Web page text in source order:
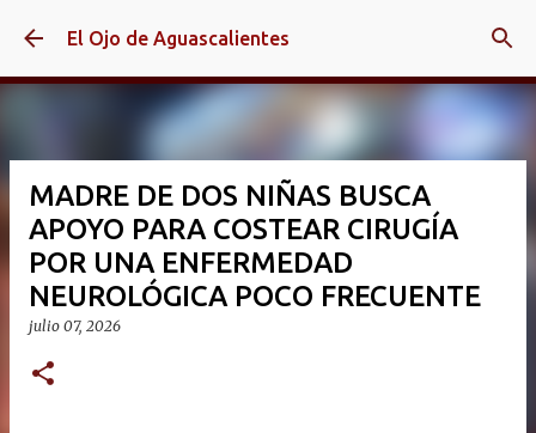
Ir al contenido principal
El Ojo de Aguascalientes
MADRE DE DOS NIÑAS BUSCA
APOYO PARA COSTEAR CIRUGÍA
POR UNA ENFERMEDAD
NEUROLÓGICA POCO FRECUENTE
julio 07, 2026